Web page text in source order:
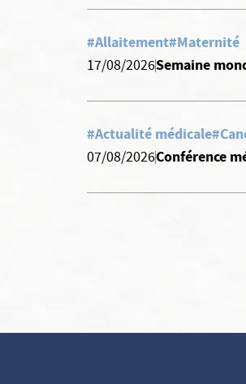
#Allaitement#Maternité
17/08/2026Semaine
#Actualité médicale
07/08/2026Conférence